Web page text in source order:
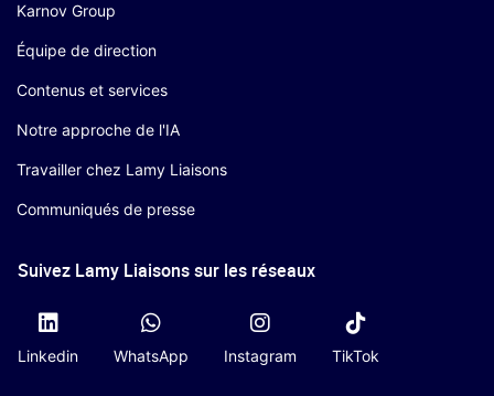
Karnov Group
Équipe de direction
Contenus et services
Notre approche de l'IA
Travailler chez Lamy Liaisons
Communiqués de presse
Suivez Lamy Liaisons sur les réseaux
Linkedin WhatsApp Instagram TikTok